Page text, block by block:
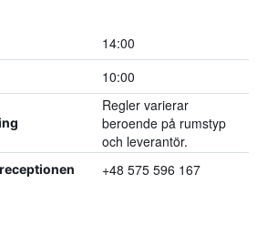
14:00
10:00
Regler varierar
beroende på rumstyp
och leverantör.
+48 575 596 167